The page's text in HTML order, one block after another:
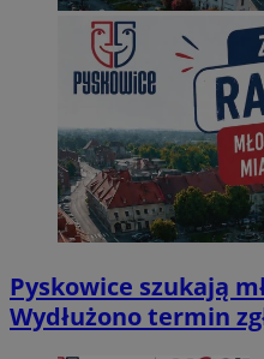
Pyskowice szukają
Wydłużono termin